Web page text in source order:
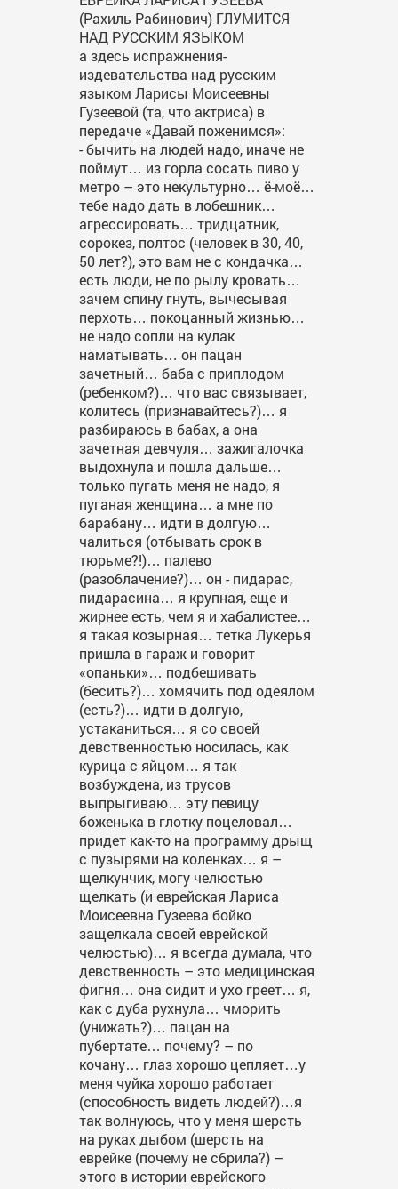
(Рахиль Рабинович) ГЛУМИТСЯ
НАД РУССКИМ ЯЗЫКОМ
а здесь испражнения-
издевательства над русским
языком Ларисы Моисеевны
Гузеевой (та, что актриса) в
передаче «Давай поженимся»:
- бычить на людей надо, иначе не
поймут… из горла сосать пиво у
метро – это некультурно… ё-моё…
тебе надо дать в лобешник…
агрессировать… тридцатник,
сорокез, полтос (человек в 30, 40,
50 лет?), это вам не с кондачка…
есть люди, не по рылу кровать…
зачем спину гнуть, вычесывая
перхоть… покоцанный жизнью…
не надо сопли на кулак
наматывать… он пацан
зачетный… баба с приплодом
(ребенком?)… что вас связывает,
колитесь (признавайтесь?)… я
разбираюсь в бабах, а она
зачетная девчуля… зажигалочка
выдохнула и пошла дальше…
только пугать меня не надо, я
пуганая женщина… а мне по
барабану… идти в долгую…
чалиться (отбывать срок в
тюрьме?!)… палево
(разоблачение?)… он - пидарас,
пидарасина… я крупная, еще и
жирнее есть, чем я и хабалистее…
я такая козырная… тетка Лукерья
пришла в гараж и говорит
«опаньки»… подбешивать
(бесить?)… хомячить под одеялом
(есть?)… идти в долгую,
устаканиться… я со своей
девственностью носилась, как
курица с яйцом… я так
возбуждена, из трусов
выпрыгиваю… эту певицу
боженька в глотку поцеловал…
придет как-то на программу дрыщ
с пузырями на коленках… я –
щелкунчик, могу челюстью
щелкать (и еврейская Лариса
Моисеевна Гузеева бойко
защелкала своей еврейской
челюстью)… я всегда думала, что
девственность – это медицинская
фигня… она сидит и ухо греет… я,
как с дуба рухнула… чморить
(унижать?)… пацан на
пубертате… почему? – по
кочану… глаз хорошо цепляет…у
меня чуйка хорошо работает
(способность видеть людей?)…я
так волнуюсь, что у меня шерсть
на руках дыбом (шерсть на
еврейке (почему не сбрила?) –
этого в истории еврейского